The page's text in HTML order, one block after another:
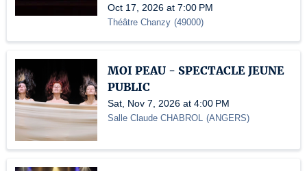
Oct 17, 2026 at 7:00 PM
Théâtre Chanzy (49000)
MOI PEAU - SPECTACLE JEUNE
PUBLIC
Sat, Nov 7, 2026 at 4:00 PM
Salle Claude CHABROL (ANGERS)